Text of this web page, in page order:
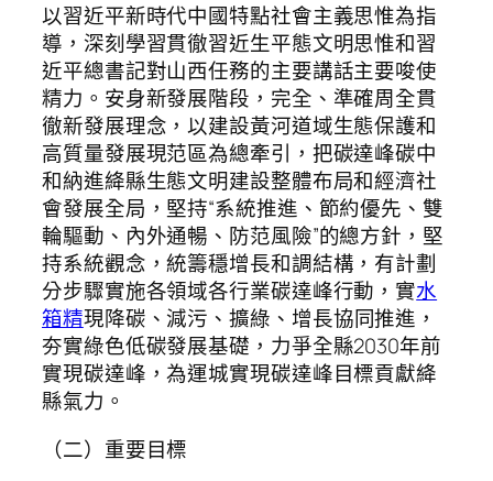
以習近平新時代中國特點社會主義思惟為指
導，深刻學習貫徹習近生平態文明思惟和習
近平總書記對山西任務的主要講話主要唆使
精力。安身新發展階段，完全、準確周全貫
徹新發展理念，以建設黃河道域生態保護和
高質量發展現范區為總牽引，把碳達峰碳中
和納進絳縣生態文明建設整體布局和經濟社
會發展全局，堅持“系統推進、節約優先、雙
輪驅動、內外通暢、防范風險”的總方針，堅
持系統觀念，統籌穩增長和調結構，有計劃
分步驟實施各領域各行業碳達峰行動，實水
箱精現降碳、減污、擴綠、增長協同推進，
夯實綠色低碳發展基礎，力爭全縣2030年前
實現碳達峰，為運城實現碳達峰目標貢獻絳
縣氣力。
（二）重要目標